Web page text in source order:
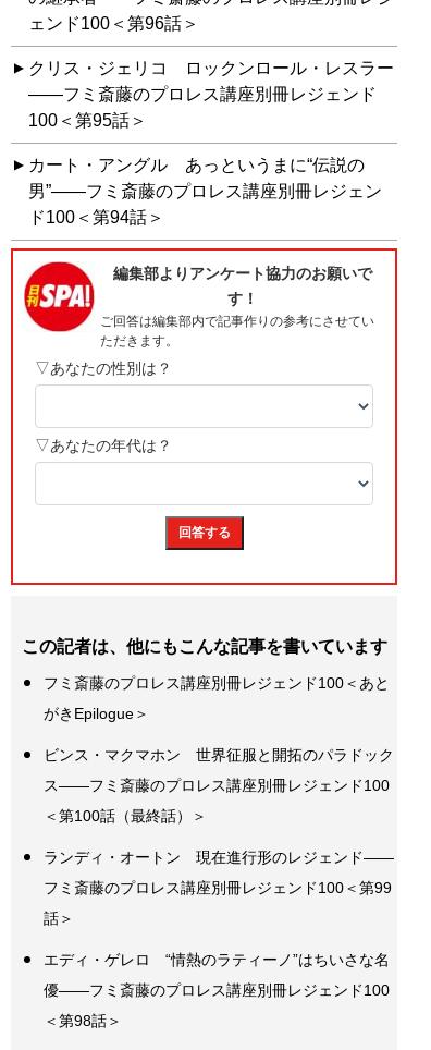
ェンド100＜第96話＞
クリス・ジェリコ ロックンロール・レスラー
――フミ斎藤のプロレス講座別冊レジェンド
100＜第95話＞
カート・アングル あっというまに“伝説の
男”――フミ斎藤のプロレス講座別冊レジェン
ド100＜第94話＞
この記者は、他にもこんな記事を書いています
フミ斎藤のプロレス講座別冊レジェンド100＜あと
がきEpilogue＞
ビンス・マクマホン 世界征服と開拓のパラドック
ス――フミ斎藤のプロレス講座別冊レジェンド100
＜第100話（最終話）＞
ランディ・オートン 現在進行形のレジェンド――
フミ斎藤のプロレス講座別冊レジェンド100＜第99
話＞
エディ・ゲレロ “情熱のラティーノ”はちいさな名
優――フミ斎藤のプロレス講座別冊レジェンド100
＜第98話＞